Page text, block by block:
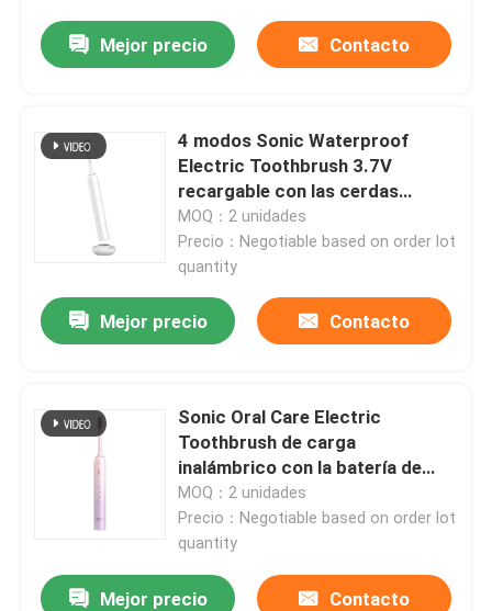
Productos
Los vídeos
Sobre nosotros
Recorrido por la fábrica
Mejor precio Contacto
4 modos Sonic Waterproof
Electric Toothbrush 3.7V
recargable con las cerdas
suaves
MOQ：2 unidades
Precio：Negotiable based on order lot
quantity
Mejor precio Contacto
Sonic Oral Care Electric
Toothbrush de carga
inalámbrico con la batería de
litio 800mAh
MOQ：2 unidades
Precio：Negotiable based on order lot
quantity
Mejor precio Contacto